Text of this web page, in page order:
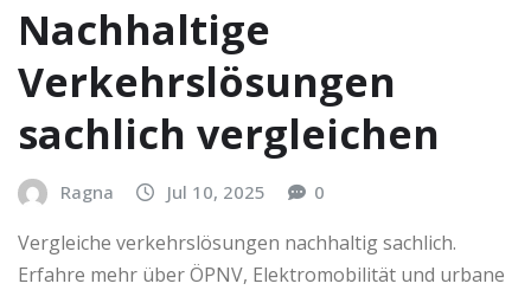
Nachhaltige
Verkehrslösungen
sachlich vergleichen
Ragna Jul 10, 2025 0
Vergleiche verkehrslösungen nachhaltig sachlich.
Erfahre mehr über ÖPNV, Elektromobilität und urbane